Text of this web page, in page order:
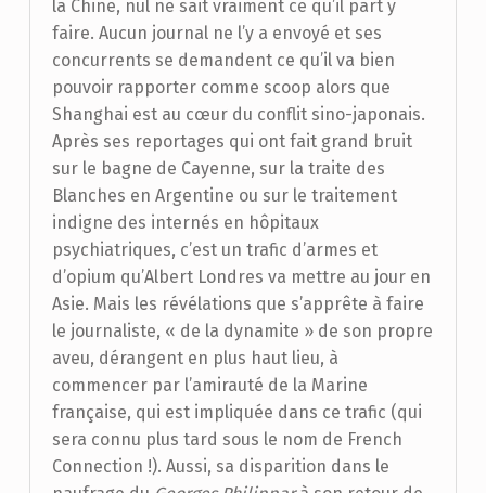
la Chine, nul ne sait vraiment ce qu’il part y
faire. Aucun journal ne l’y a envoyé et ses
concurrents se demandent ce qu’il va bien
pouvoir rapporter comme scoop alors que
Shanghai est au cœur du conflit sino-japonais.
Après ses reportages qui ont fait grand bruit
sur le bagne de Cayenne, sur la traite des
Blanches en Argentine ou sur le traitement
indigne des internés en hôpitaux
psychiatriques, c’est un trafic d’armes et
d’opium qu’Albert Londres va mettre au jour en
Asie. Mais les révélations que s’apprête à faire
le journaliste, « de la dynamite » de son propre
aveu, dérangent en plus haut lieu, à
commencer par l’amirauté de la Marine
française, qui est impliquée dans ce trafic (qui
sera connu plus tard sous le nom de French
Connection !). Aussi, sa disparition dans le